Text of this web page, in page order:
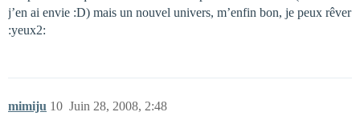
j’en ai envie :D) mais un nouvel univers, m’enfin bon, je peux rêver
:yeux2:
mimiju Juin 28, 2008, 2:48
10